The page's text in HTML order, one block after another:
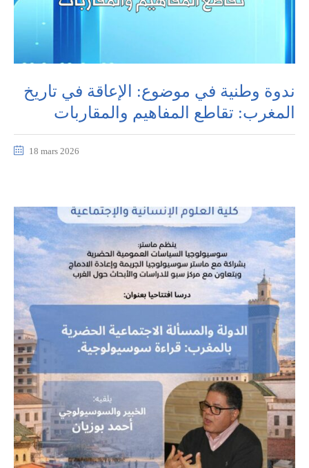
ندوة وطنية في موضوع: الإعاقة في تاريخ
المغرب: تقاطع المفاهيم والمقاربات
18 mars 2026